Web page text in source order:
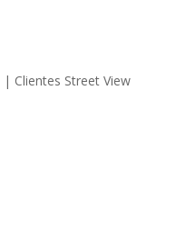
| Clientes Street View